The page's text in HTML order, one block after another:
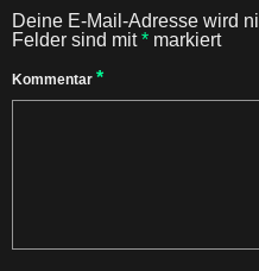
Deine E-Mail-Adresse wird
Felder sind mit* markiert
Kommentar *